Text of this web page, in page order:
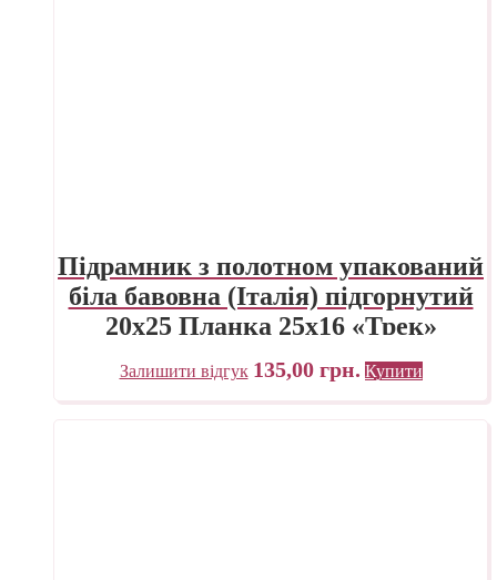
Підрамник з полотном упакований
біла бавовна (Італія) підгорнутий
20х25 Планка 25х16 «Трек»
Україна
Залишити відгук 135,00 грн. Купити